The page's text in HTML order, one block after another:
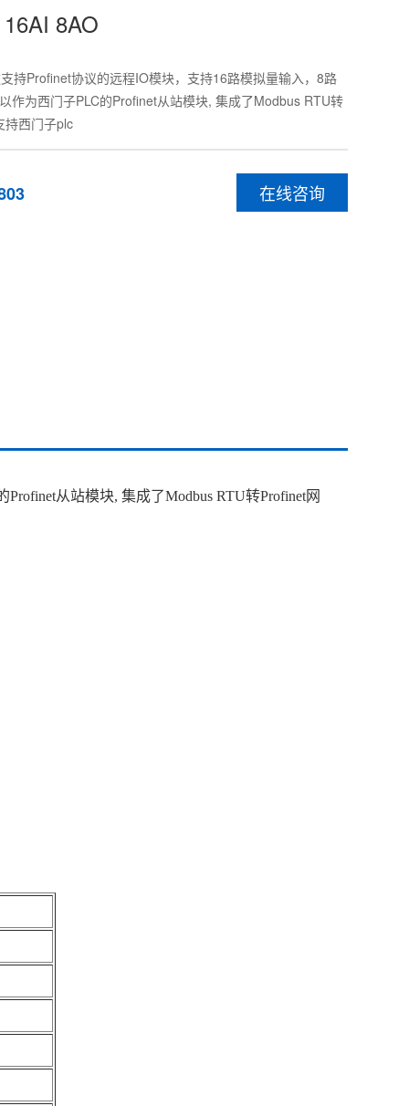
8AO
持Profinet协议的远程IO模块，支持16路模拟量输入，8路
作为西门子PLC的Profinet从站模块, 集成了Modbus RTU转
持西门子plc
在线咨询
从站模块, 集成了Modbus RTU转Profinet网